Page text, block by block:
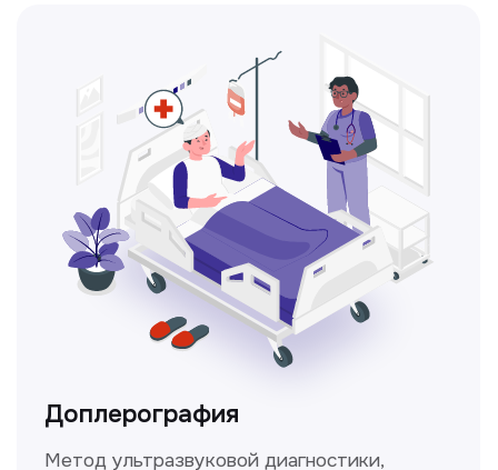
Консультация врачей
Это диагностика, рекомендации
и индивидуальный план лечения
от наших опытных специалистов для